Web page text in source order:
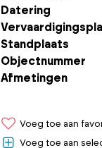
Datering
Standplaats
Objectnummer
Afmetingen
Voeg toe aan
Voeg toe aan